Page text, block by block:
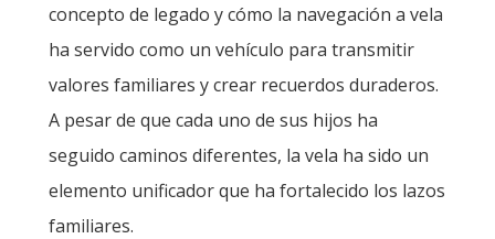
concepto de legado y cómo la navegación a vela
ha servido como un vehículo para transmitir
valores familiares y crear recuerdos duraderos.
A pesar de que cada uno de sus hijos ha
seguido caminos diferentes, la vela ha sido un
elemento unificador que ha fortalecido los lazos
familiares.